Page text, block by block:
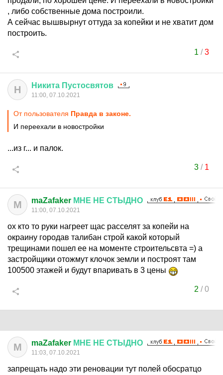
, либо собственные дома построили.
А сейчас вышвырнут оттуда за копейки и не хватит дом
построить.
1 /3
Н Никита Пустосвятов
11:00, 07.10.2021
От пользователя Правда в законе.
И переехали в новостройки
...из г... и палок.
3/ 1
M maZafaker МНЕ НЕ СТЫДНО
11:00, 07.10.2021
ох кто то руки нагреет щас расселят за копейи на
окраину городав талибан строй какой который
трещинами пошел ее на моменте строительсвта =) а
застройщики отожмут клочок земли и построят там
100500 этажей и будут впаривать в 3 цены
2 /0
M maZafaker МНЕ НЕ СТЫДНО
11:03, 07.10.2021
запрещать надо эти реновации тут полей обосратцо